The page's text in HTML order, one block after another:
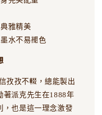
雅精美
水不易褪色
孜孜不輟，總能製出
著派克先生在1888年
，也是這一理念激發